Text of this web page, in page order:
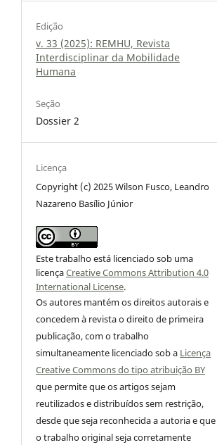
Edição
v. 33 (2025): REMHU, Revista
Interdisciplinar da Mobilidade
Humana
Seção
Dossier 2
Licença
Copyright (c) 2025 Wilson Fusco, Leandro
Nazareno Basílio Júnior
Este trabalho está licenciado sob uma
licençaCreative Commons Attribution 4.0
International License.
Os autores mantém os direitos autorais e
concedem à revista o direito de primeira
publicação, com o trabalho
simultaneamente licenciado sob a Licença
Creative Commons do tipo atribuição BY
que permite que os artigos sejam
reutilizados e distribuídos sem restrição,
desde que seja reconhecida a autoria e que
o trabalho original seja corretamente